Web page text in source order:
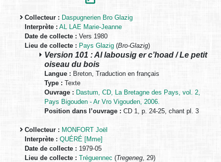
Collecteur : Daspugnerien Bro Glazig
Interprète : AL LAE Marie-Jeanne
Date de collecte : Vers 1980
Lieu de collecte : Pays Glazig (Bro-Glazig)
Version 101 : Al labousig er c’hoad / Le petit
oiseau du bois
Langue : Breton, Traduction en français
Type : Texte
Ouvrage : Dastum, CD, La Bretagne des Pays, vol. 2,
Pays Bigouden - Ar Vro Vigouden, 2006.
Position dans l’ouvrage : CD 1, p. 24-25, chant pl. 3
Collecteur : MONFORT Joël
Interprète : QUÉRÉ [Mme]
Date de collecte : 1979-05
Lieu de collecte : Tréguennec (Tregeneg, 29)